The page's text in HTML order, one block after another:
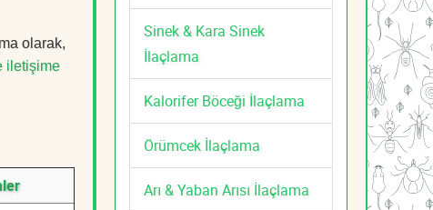
olarak,
iletişime
Sinek & Kara Sinek
İlaçlama
Kalorifer Böceği İlaçlama
Örümcek İlaçlama
Arı & Yaban Arısı İlaçlama